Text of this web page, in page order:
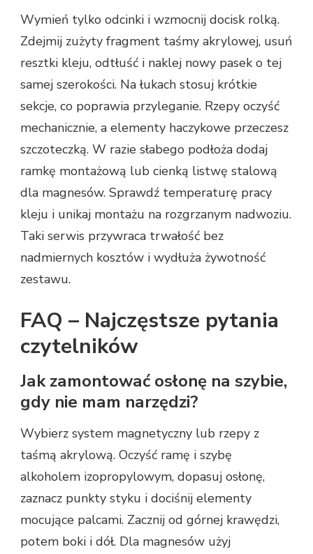
Wymień tylko odcinki i wzmocnij docisk rolką.
Zdejmij zużyty fragment taśmy akrylowej, usuń
resztki kleju, odtłuść i naklej nowy pasek o tej
samej szerokości. Na łukach stosuj krótkie
sekcje, co poprawia przyleganie. Rzepy oczyść
mechanicznie, a elementy haczykowe przeczesz
szczoteczką. W razie słabego podłoża dodaj
ramkę montażową lub cienką listwę stalową
dla magnesów. Sprawdź temperaturę pracy
kleju i unikaj montażu na rozgrzanym nadwoziu.
Taki serwis przywraca trwałość bez
nadmiernych kosztów i wydłuża żywotność
zestawu.
FAQ – Najczęstsze pytania
czytelników
Jak zamontować osłonę na szybie,
gdy nie mam narzędzi?
Wybierz system magnetyczny lub rzepy z
taśmą akrylową. Oczyść ramę i szybę
alkoholem izopropylowym, dopasuj osłonę,
zaznacz punkty styku i dociśnij elementy
mocujące palcami. Zacznij od górnej krawędzi,
potem boki i dół. Dla magnesów użyj